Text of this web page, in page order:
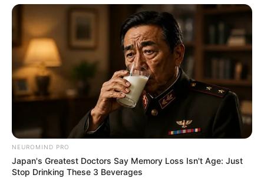
NEUROMIND PRO
Japan's Greatest Doctors Say Memory Loss Isn't Age: Just
Stop Drinking These 3 Beverages